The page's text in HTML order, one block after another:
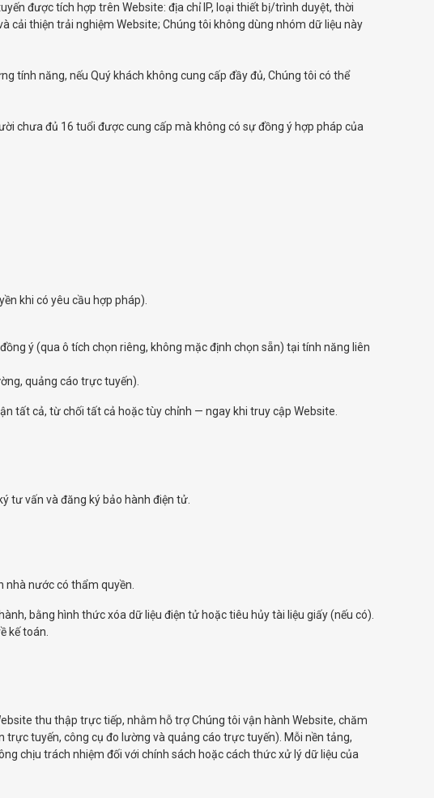
được tích hợp trên Website: địa chỉ IP, loại thiết bị/trình duyệt, thời
cải thiện trải nghiệm Website; Chúng tôi không dùng nhóm dữ liệu này
tính năng, nếu Quý khách không cung cấp đầy đủ, Chúng tôi có thể
chưa đủ 16 tuổi được cung cấp mà không có sự đồng ý hợp pháp của
khi có yêu cầu hợp pháp).
ý (qua ô tích chọn riêng, không mặc định chọn sẵn) tại tính năng liên
quảng cáo trực tuyến).
tất cả, từ chối tất cả hoặc tùy chỉnh — ngay khi truy cập Website.
tư vấn và đăng ký bảo hành điện tử.
nhà nước có thẩm quyền.
bằng hình thức xóa dữ liệu điện tử hoặc tiêu hủy tài liệu giấy (nếu có).
kế toán.
thu thập trực tiếp, nhằm hỗ trợ Chúng tôi vận hành Website, chăm
tuyến, công cụ đo lường và quảng cáo trực tuyến). Mỗi nền tảng,
chịu trách nhiệm đối với chính sách hoặc cách thức xử lý dữ liệu của